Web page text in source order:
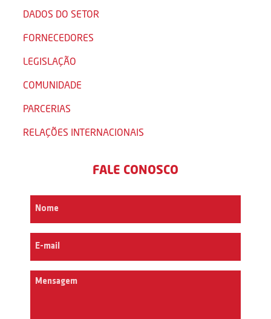
DADOS DO SETOR
FORNECEDORES
LEGISLAÇÃO
COMUNIDADE
PARCERIAS
RELAÇÕES INTERNACIONAIS
FALE CONOSCO